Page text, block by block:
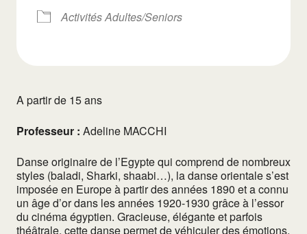
Activités Adultes/Seniors
A partir de 15 ans
Professeur : Adeline MACCHI
Danse originaire de l’Egypte qui comprend de nombreux
styles (baladi, Sharki, shaabi…), la danse orientale s’est
imposée en Europe à partir des années 1890 et a connu
un âge d’or dans les années 1920-1930 grâce à l’essor
du cinéma égyptien. Gracieuse, élégante et parfois
théâtrale, cette danse permet de véhiculer des émotions.